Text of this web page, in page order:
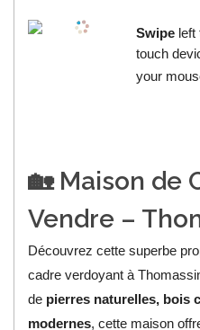
Swipe
touch
your
🏡 Maison de
Vendre –
Découvrez cette superbe
cadre verdoyant à
de pierres naturelles, bois
modernes, cette maison